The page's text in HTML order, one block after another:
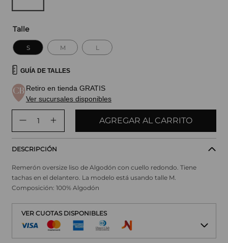
Talle
S M L
GUÍA DE TALLES
Retiro en tienda GRATIS
Ver sucursales disponibles
AGREGAR AL CARRITO
DESCRIPCIÓN
Remerón oversize liso de Algodón con cuello redondo. Tiene
tachas en el delantero. La modelo está usando talle M.
Composición: 100% Algodón
VER CUOTAS DISPONIBLES